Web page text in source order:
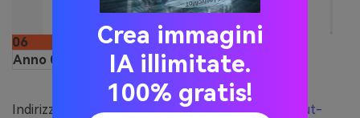
06
Anno 06
Convertitore online
Indirizzo Web:
https://www.onlineconverter.com/cut-
Crea immagini
IA illimitate.
100% gratis!